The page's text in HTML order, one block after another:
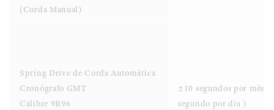
(Corda Manual)
Spring Drive de Corda Automática
Cronógrafo GMT
Calibre 9R96
±10 segundos por mês
segundo por dia )